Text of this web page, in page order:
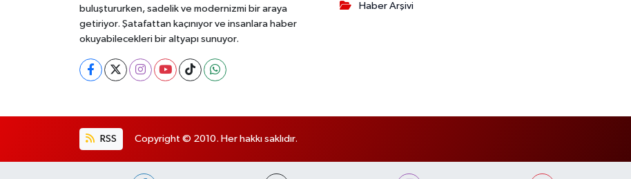
buluştururken, sadelik ve modernizmi bir araya
getiriyor. Şatafattan kaçınıyor ve insanlara haber
okuyabilecekleri bir altyapı sunuyor.
Haber Arşivi
RSS Copyright © 2010. Her hakkı saklıdır.